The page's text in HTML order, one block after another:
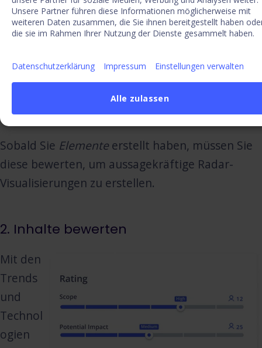
Unsere Partner führen diese Informationen möglicherweise mit
weiteren Daten zusammen, die Sie ihnen bereitgestellt haben
die sie im Rahmen Ihrer Nutzung der Dienste gesammelt haben.
Datenschutzerklärung Impressum Einstellungen verwalten
Alle zulassen
Erstellen Sie Elementeaus Signalen. In ITONICS
sindElementedie inhaltlichen Bausteine, die es
Ihnen ermöglichen, einen Radar zu erstellen, der
auch in den folgenden Phasen Ihres
Innovationsprozesses verwendet werden kann.
können z.B. Trends, Technologien,
Startups, Wettbewerber, oder Risiken sein.
Sobald Sie Elemente erstellt haben, müssen Sie
diese bewerten, um aussagekräftige Radar-
Visualisierungen zu erstellen.
2. Inhalte bewerten
Mit den
Trends
und
Technol
ogien